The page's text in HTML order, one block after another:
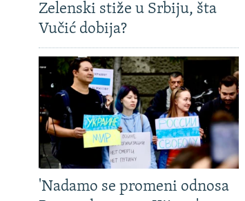
Zelenski stiže u Srbiju, šta
Vučić dobija?
'Nadamo se promeni odnosa